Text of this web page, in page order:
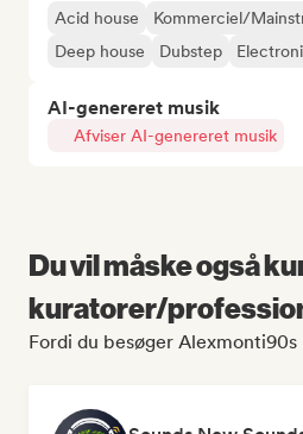
Acid house Kommerciel/
Deep house
Dubstep
AI-genereret musik
Afviser AI-genereret musik
Du vil måske også
kuratorer/
Fordi du besøger